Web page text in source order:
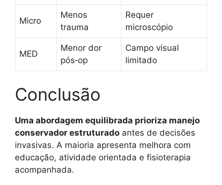
Micro
Menos
trauma
Requer
microscópio
MED
Menor dor
pós‑op
Campo visual
limitado
Conclusão
Uma abordagem equilibrada prioriza manejo
conservador estruturado antes de decisões
invasivas. A maioria apresenta melhora com
educação, atividade orientada e fisioterapia
acompanhada.